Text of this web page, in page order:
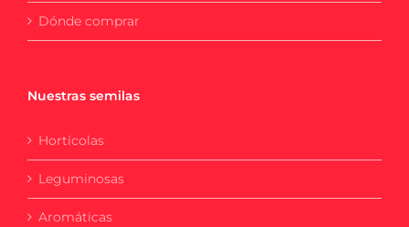
Dónde comprar
Nuestras semilas
Hortícolas
Leguminosas
Aromáticas